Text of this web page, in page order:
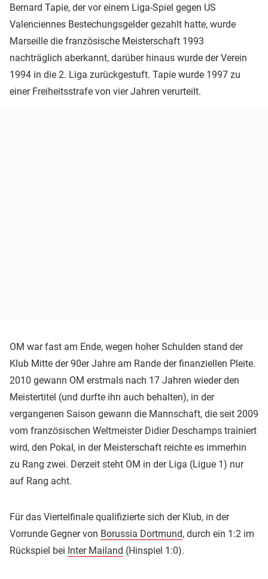
Bernard Tapie, der vor einem Liga-Spiel gegen US
Valenciennes Bestechungsgelder gezahlt hatte, wurde
Marseille die französische Meisterschaft 1993
nachträglich aberkannt, darüber hinaus wurde der Verein
1994 in die 2. Liga zurückgestuft. Tapie wurde 1997 zu
einer Freiheitsstrafe von vier Jahren verurteilt.
OM war fast am Ende, wegen hoher Schulden stand der
Klub Mitte der 90er Jahre am Rande der finanziellen Pleite.
2010 gewann OM erstmals nach 17 Jahren wieder den
Meistertitel (und durfte ihn auch behalten), in der
vergangenen Saison gewann die Mannschaft, die seit 2009
vom französischen Weltmeister Didier Deschamps trainiert
wird, den Pokal, in der Meisterschaft reichte es immerhin
zu Rang zwei. Derzeit steht OM in der Liga (Ligue 1) nur
auf Rang acht.
Für das Viertelfinale qualifizierte sich der Klub, in der
Vorrunde Gegner von Borussia Dortmund, durch ein 1:2 im
Rückspiel bei Inter Mailand (Hinspiel 1:0).